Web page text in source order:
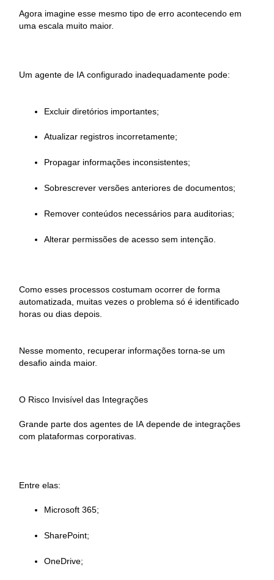
Agora imagine esse mesmo tipo de erro acontecendo em
uma escala muito maior.
Um agente de IA configurado inadequadamente pode:
Excluir diretórios importantes;
Atualizar registros incorretamente;
Propagar informações inconsistentes;
Sobrescrever versões anteriores de documentos;
Remover conteúdos necessários para auditorias;
Alterar permissões de acesso sem intenção.
Como esses processos costumam ocorrer de forma
automatizada, muitas vezes o problema só é identificado
horas ou dias depois.
Nesse momento, recuperar informações torna-se um
desafio ainda maior.
O Risco Invisível das Integrações
Grande parte dos agentes de IA depende de integrações
com plataformas corporativas.
Entre elas:
Microsoft 365;
SharePoint;
OneDrive;